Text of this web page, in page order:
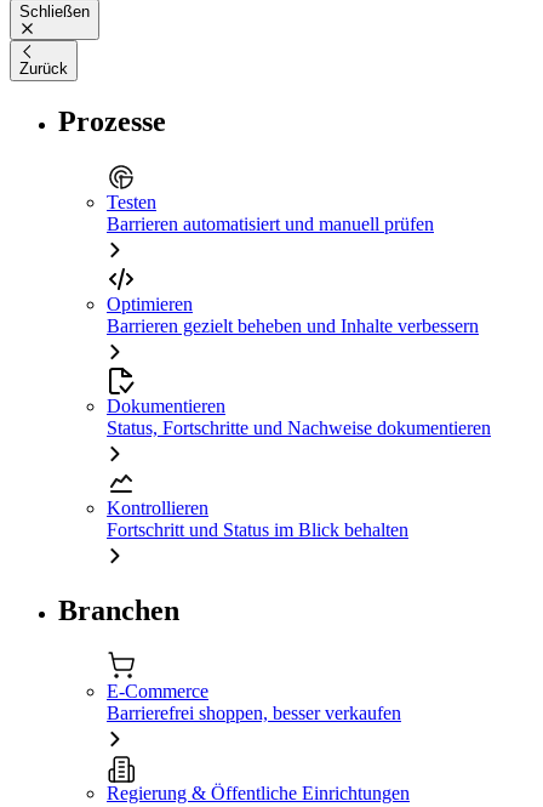
Schließen
Zurück
Prozesse
Testen
Barrieren automatisiert und manuell prüfen
Optimieren
Barrieren gezielt beheben und Inhalte verbessern
Dokumentieren
Status, Fortschritte und Nachweise dokumentieren
Kontrollieren
Fortschritt und Status im Blick behalten
Branchen
E-Commerce
Barrierefrei shoppen, besser verkaufen
Regierung & Öffentliche Einrichtungen